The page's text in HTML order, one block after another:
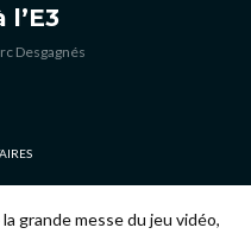
l’E3
Desgagnés
grande messe du jeu vidéo,